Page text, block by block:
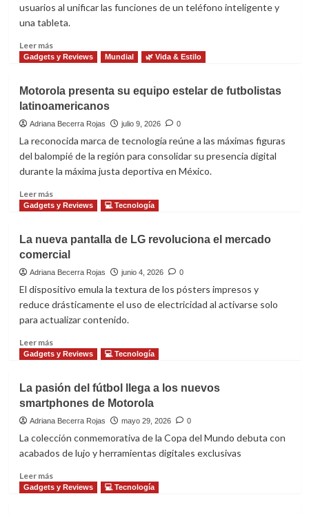
en
el
reloj
inteligente
watch
usuarios al unificar las funciones de un teléfono inteligente y
una tableta.
Leer másLeer
más
revoluciona
la
telefonía
su
nuevo
plegable
de
gama
Gadgets y Reviews Mundial 🌿 Vida & Estilo
Motorola presenta su equipo estelar de futbolistas
latinoamericanos
Adriana Becerra Rojas julio 9, 2026 0
La reconocida marca de tecnología reúne a las máximas figuras
del balompié de la región para consolidar su presencia digital
durante la máxima justa deportiva en México.
Leer másLeer
más
presenta
su
equipo
futbolistas
latinoamericanos
Gadgets y Reviews 💻 Tecnología
La nueva pantalla de LG revoluciona el mercado
comercial
Adriana Becerra Rojas junio 4, 2026 0
El dispositivo emula la textura de los pósters impresos y
reduce drásticamente el uso de electricidad al activarse solo
para actualizar contenido.
Leer másLeer
más
nueva
pantalla
de
el
comercial
Gadgets y Reviews 💻 Tecnología
La pasión del fútbol llega a los nuevos
smartphones de Motorola
Adriana Becerra Rojas mayo 29, 2026 0
La colección conmemorativa de la Copa del Mundo debuta con
acabados de lujo y herramientas digitales exclusivas
Leer másLeer
más
Gadgets y Reviews 💻 Tecnología